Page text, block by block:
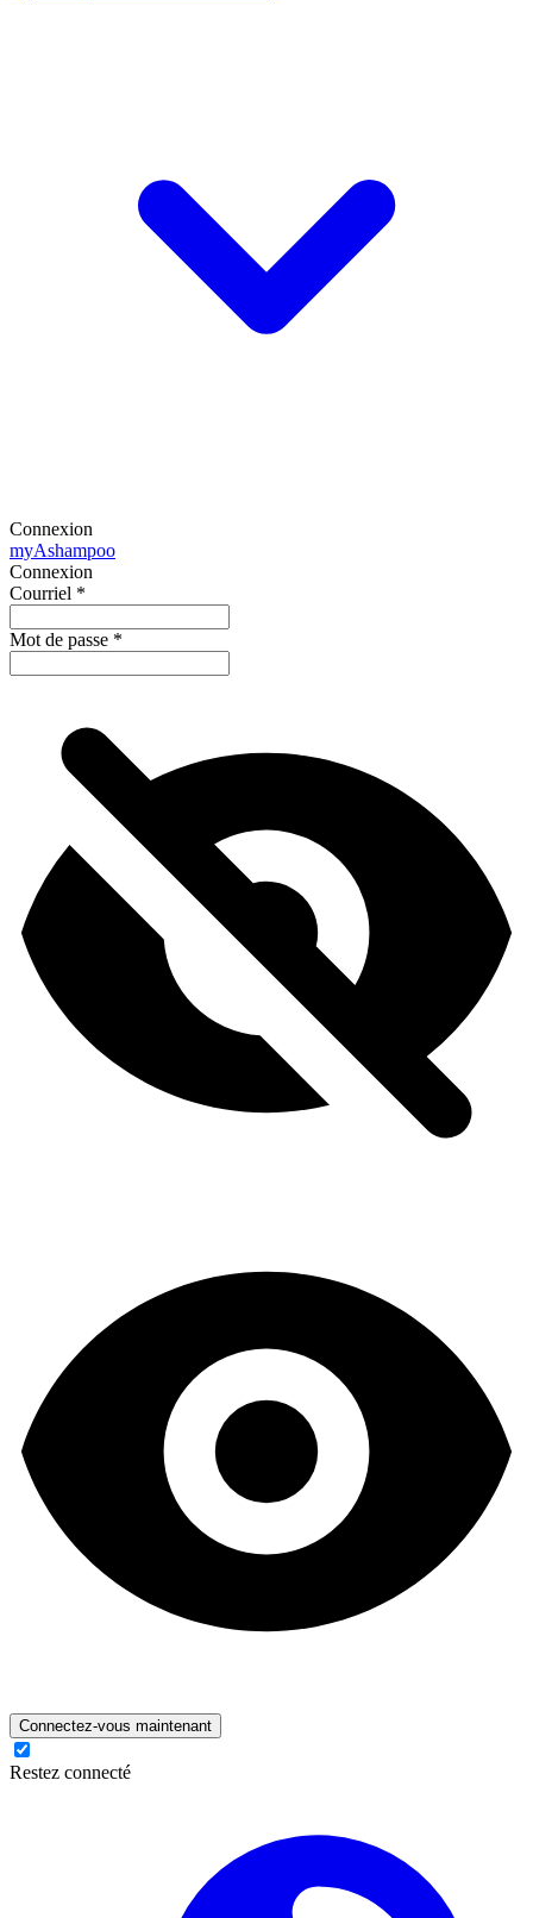
Connexion
myAshampoo
Connexion
Courriel *
Mot de passe *
Connectez-vous maintenant
Restez connecté